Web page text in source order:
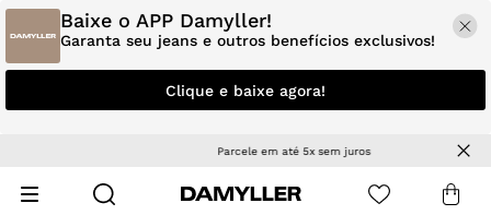
Baixe o APP Damyller!
Garanta seu jeans e outros benefícios exclusivos!
Clique e baixe agora!
Parcele em até 5x sem juros